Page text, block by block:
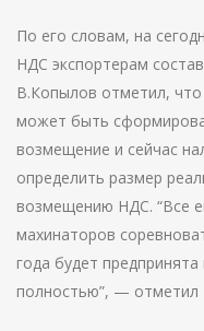
По его словам, на
НДС экспортерам
В.Копылов отметил,
может быть
возмещение и сейчас
определить размер
возмещению НДС. “Все
махинаторов
года будет
полностью”, — отметил